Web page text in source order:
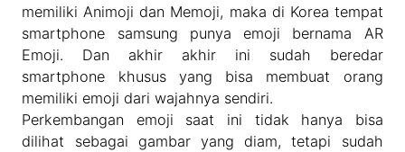
memiliki Animoji dan Memoji, maka di Korea tempat
smartphone samsung punya emoji bernama AR
Emoji. Dan akhir akhir ini sudah beredar
smartphone khusus yang bisa membuat orang
memiliki emoji dari wajahnya sendiri.
Perkembangan emoji saat ini tidak hanya bisa
dilihat sebagai gambar yang diam, tetapi sudah